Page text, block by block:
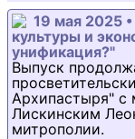
19 мая 2025
культуры и
унификация?"
Выпуск
Архипастыря" с
Лискинским
митрополии.